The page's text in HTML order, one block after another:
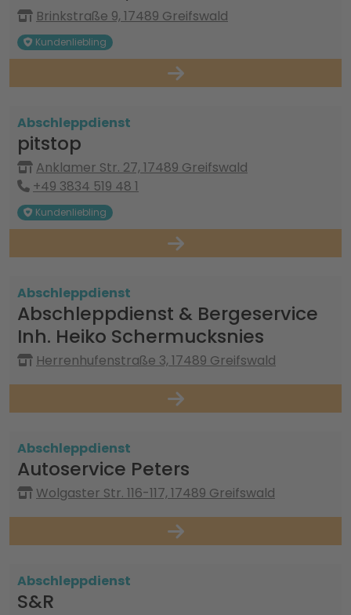
Brinkstraße 9, 17489 Greifswald
Kundenliebling
Abschleppdienst
pitstop
Anklamer Str. 27, 17489 Greifswald
+49 3834 519 48 1
Kundenliebling
Abschleppdienst
Abschleppdienst & Bergeservice
Inh. Heiko Schermucksnies
Herrenhufenstraße 3, 17489 Greifswald
Abschleppdienst
Autoservice Peters
Wolgaster Str. 116-117, 17489 Greifswald
Abschleppdienst
S&R